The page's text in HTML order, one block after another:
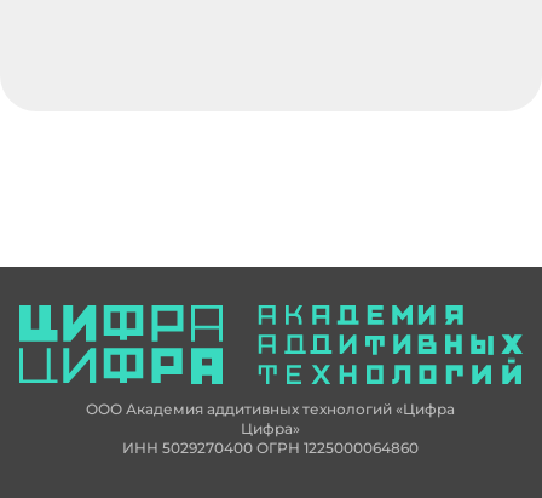
ООО Академия аддитивных технологий «Цифра
Цифра»
ИНН 5029270400 ОГРН 1225000064860